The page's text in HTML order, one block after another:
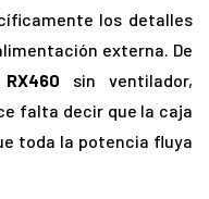
los detalles
externa. De
RX460 sin ventilador,
falta decir que la caja
toda la potencia fluya